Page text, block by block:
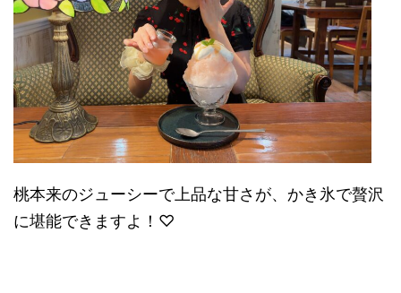
桃本来のジューシーで上品な甘さが、かき氷で贅沢
に堪能できますよ！♡